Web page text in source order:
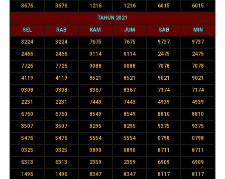
3676 3676 1216 1216 6015 6015
TAHUN 2021
SEL RAB KAM JUM SAB MIN
3224 3224 7675 7675 9737 9737
2466 2466 0114 0114 2475 2475
7726 7726 0088 0088 7078 7078
4119 4119 8521 8521 9021 9021
0308 0308 8367 8367 7174 7174
2231 2231 7443 7443 4939 4939
6760 6760 8549 8549 8810 8810
3507 3507 8295 8295 9375 9375
5476 5476 5554 5554 0798 0798
0325 0325 0890 0890 8711 8711
6313 6313 2359 2359 6909 6909
1496 1496 8347 8347 8117 8117